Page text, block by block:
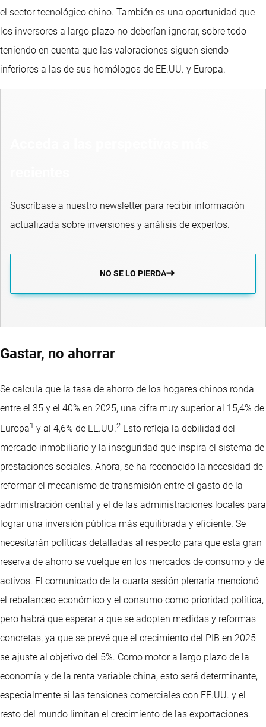
el sector tecnológico chino. También es una oportunidad que
los inversores a largo plazo no deberían ignorar, sobre todo
teniendo en cuenta que las valoraciones siguen siendo
inferiores a las de sus homólogos de EE.UU. y Europa.
Suscríbase a nuestro newsletter para recibir información
actualizada sobre inversiones y análisis de expertos.
NO SE LO PIERDA
Gastar, no ahorrar
Se calcula que la tasa de ahorro de los hogares chinos ronda
entre el 35 y el 40% en 2025, una cifra muy superior al 15,4% de
Europa1 y al 4,6% de EE.UU.2 Esto refleja la debilidad del
mercado inmobiliario y la inseguridad que inspira el sistema de
prestaciones sociales. Ahora, se ha reconocido la necesidad de
reformar el mecanismo de transmisión entre el gasto de la
administración central y el de las administraciones locales para
lograr una inversión pública más equilibrada y eficiente. Se
necesitarán políticas detalladas al respecto para que esta gran
reserva de ahorro se vuelque en los mercados de consumo y de
activos. El comunicado de la cuarta sesión plenaria mencionó
el rebalanceo económico y el consumo como prioridad política,
pero habrá que esperar a que se adopten medidas y reformas
concretas, ya que se prevé que el crecimiento del PIB en 2025
se ajuste al objetivo del 5%. Como motor a largo plazo de la
economía y de la renta variable china, esto será determinante,
especialmente si las tensiones comerciales con EE.UU. y el
resto del mundo limitan el crecimiento de las exportaciones.